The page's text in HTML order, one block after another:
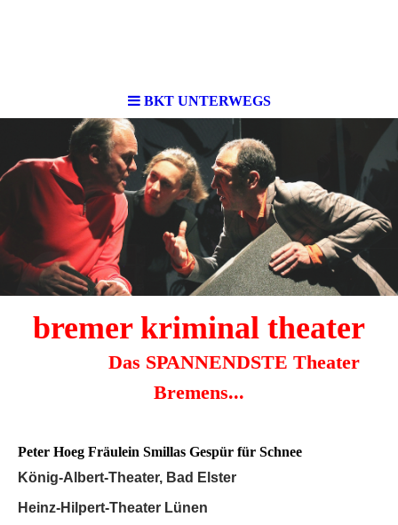
BKT UNTERWEGS
bremer kriminal theater
Das SPANNENDSTE Theater
Bremens...
Peter Hoeg Fräulein Smillas Gespür für Schnee
König-Albert-Theater, Bad Elster
Heinz-Hilpert-Theater Lünen